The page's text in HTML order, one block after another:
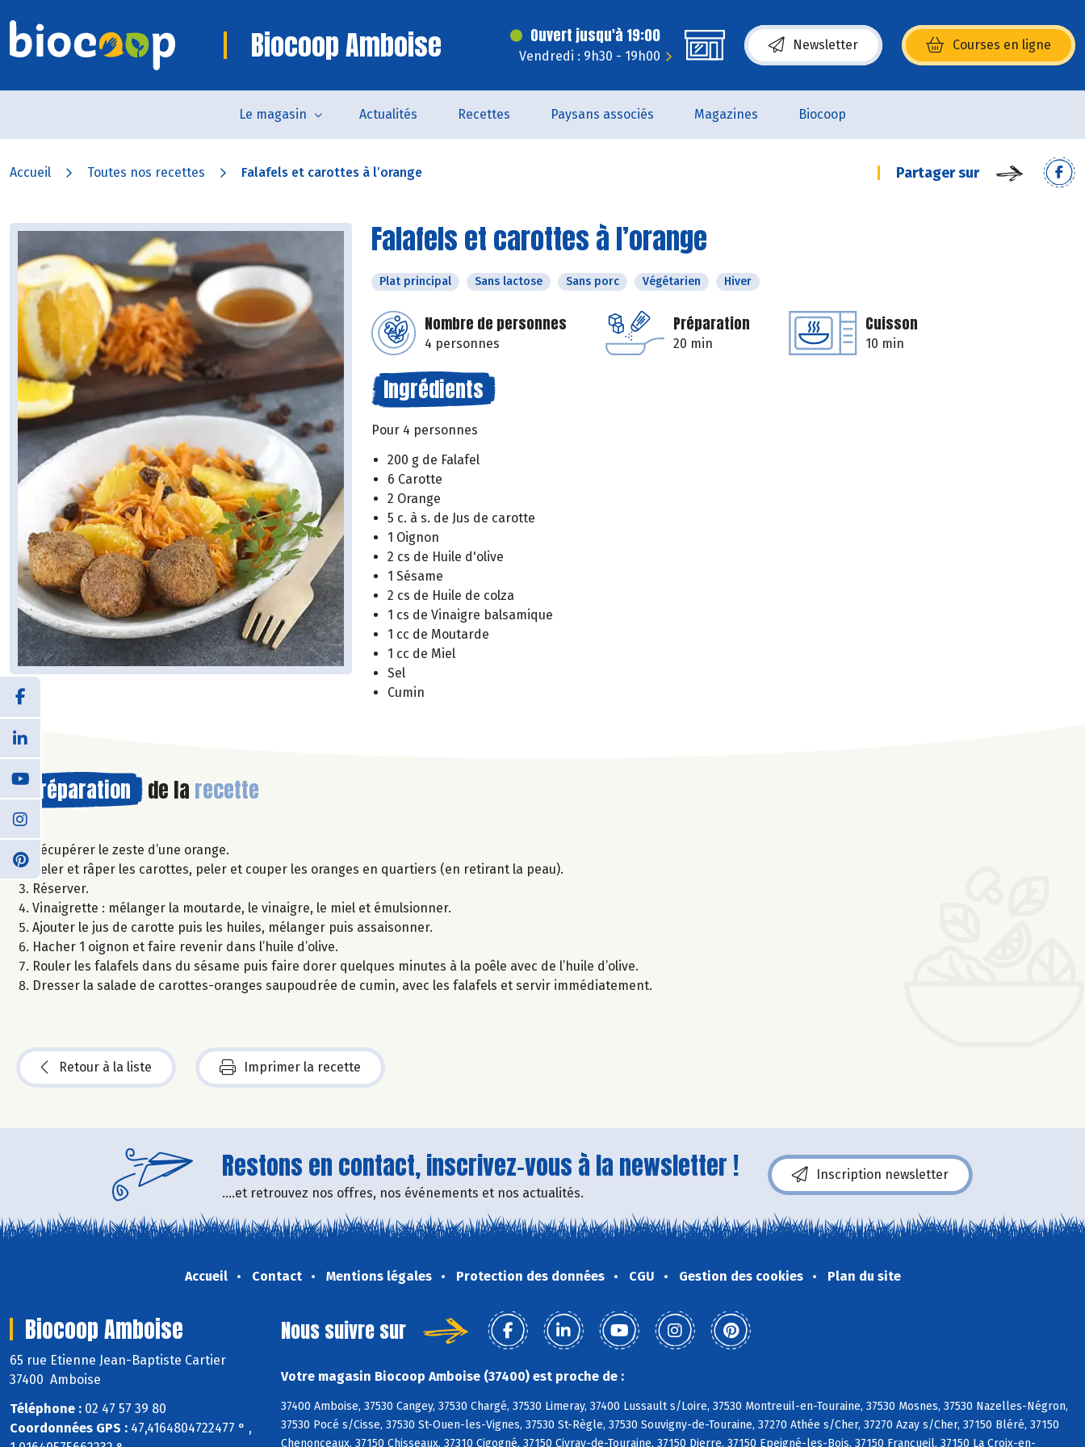
Biocoop Amboise Ouvert jusqu'à 19:00
Vendredi : 9h30 - 19h00
Newsletter Courses en ligne
(s’ouvre dans une nouvelle fenêtre)
Le magasin Actualités Recettes Paysans associés Magazines Biocoop
Accueil Toutes nos recettes Falafels et carottes à l’orange Partager sur
Falafels et carottes à l’orange
Plat principal Sans lactose Sans porc Végétarien Hiver
Nombre de personnes
4 personnes
Préparation
20 min
Cuisson
10 min
Ingrédients
Pour 4 personnes
200 g de Falafel
6 Carotte
2 Orange
5 c. à s. de Jus de carotte
1 Oignon
2 cs de Huile d'olive
1 Sésame
2 cs de Huile de colza
1 cs de Vinaigre balsamique
1 cc de Moutarde
1 cc de Miel
Sel
Cumin
Préparation de la recette
Récupérer le zeste d’une orange.
Peler et râper les carottes, peler et couper les oranges en quartiers (en retirant la peau).
Réserver.
Vinaigrette : mélanger la moutarde, le vinaigre, le miel et émulsionner.
Ajouter le jus de carotte puis les huiles, mélanger puis assaisonner.
Hacher 1 oignon et faire revenir dans l’huile d’olive.
Rouler les falafels dans du sésame puis faire dorer quelques minutes à la poêle avec de l’huile d’olive.
Dresser la salade de carottes-oranges saupoudrée de cumin, avec les falafels et servir immédiatement.
Retour à la liste Imprimer la recette
Restons en contact, inscrivez-vous à la newsletter !
....et retrouvez nos offres, nos événements et nos actualités.
Inscription newsletter
Accueil Contact Mentions légales Protection des données CGU Gestion des cookies Plan du site
Biocoop Amboise
65 rue Etienne Jean-Baptiste Cartier
37400 Amboise
Téléphone : 02 47 57 39 80
Coordonnées GPS : 47,4164804722477 ° ,
Nous suivre sur
Votre magasin Biocoop Amboise (37400) est proche de :
37400 Amboise, 37530 Cangey, 37530 Chargé, 37530 Limeray, 37400 Lussault s/Loire, 37530 Montreuil-en-Touraine, 37530 Mosnes, 37530 Nazelles-Négron,
37530 Pocé s/Cisse, 37530 St-Ouen-les-Vignes, 37530 St-Règle, 37530 Souvigny-de-Touraine, 37270 Athée s/Cher, 37270 Azay s/Cher, 37150 Bléré, 37150
Chenonceaux, 37150 Chisseaux, 37310 Cigogné, 37150 Civray-de-Touraine, 37150 Dierre, 37150 Epeigné-les-Bois, 37150 Francueil, 37150 La Croix-en-